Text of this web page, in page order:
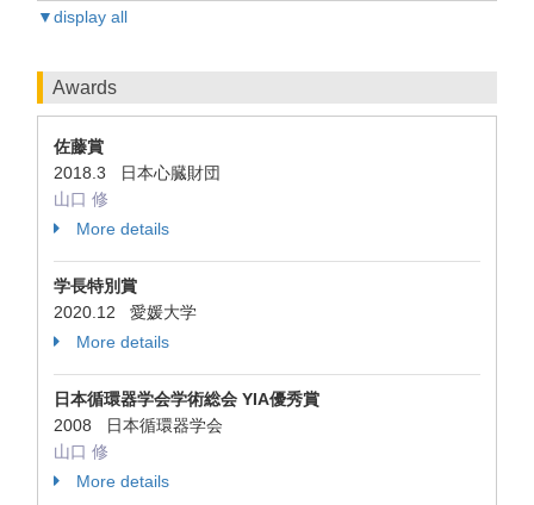
▼display all
Awards
佐藤賞
2018.3 日本心臓財団
山口 修
More details
学長特別賞
2020.12 愛媛大学
More details
日本循環器学会学術総会 YIA優秀賞
2008 日本循環器学会
山口 修
More details